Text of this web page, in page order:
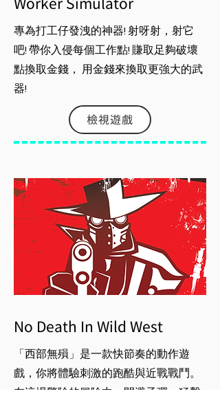
專為打工仔發洩的神器! 射呀射，射它
吧! 帶你入侵每個工作點! 賺取足夠破壞
點換取金錢， 用金錢來換取更強大的武
器!
檢視遊戲
No Death In Wild West
「西部無殞」是一款快節奏的動作遊
戲，你將體驗刺激的跑酷與近戰戰鬥。
在這場驚險的冒險中，閃避子彈，猛擊